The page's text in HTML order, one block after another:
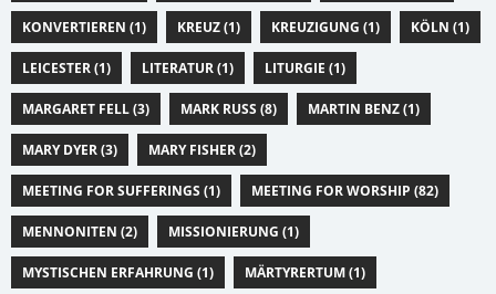
KONVERTIEREN (1) KREUZ (1) KREUZIGUNG (1) KÖLN (1)
LEICESTER (1) LITERATUR (1) LITURGIE (1)
MARGARET FELL (3) MARK RUSS (8) MARTIN BENZ (1)
MARY DYER (3) MARY FISHER (2)
MEETING FOR SUFFERINGS (1) MEETING FOR WORSHIP (82)
MENNONITEN (2) MISSIONIERUNG (1)
MYSTISCHEN ERFAHRUNG (1) MÄRTYRERTUM (1)